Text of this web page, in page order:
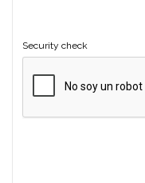
Security check